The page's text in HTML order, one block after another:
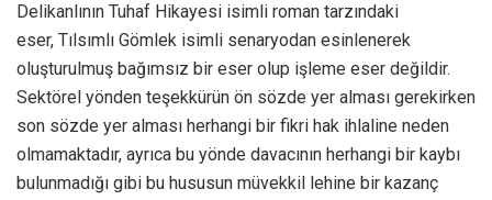
Delikanlının Tuhaf Hikayesi isimli roman tarzındaki
eser, Tılsımlı Gömlek isimli senaryodan esinlenerek
oluşturulmuş bağımsız bir eser olup işleme eser değildir.
Sektörel yönden teşekkürün ön sözde yer alması gerekirken
son sözde yer alması herhangi bir fikri hak ihlaline neden
olmamaktadır, ayrıca bu yönde davacının herhangi bir kaybı
bulunmadığı gibi bu hususun müvekkil lehine bir kazanç